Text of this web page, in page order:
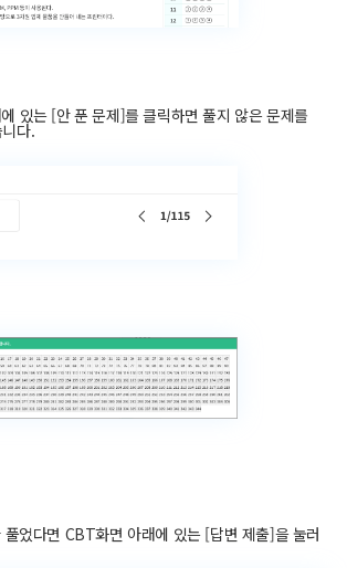
있는 [안 푼 문제]를 클릭하면 풀지 않은 문제를
다.
풀었다면 CBT화면 아래에 있는 [답변 제출]을 눌러